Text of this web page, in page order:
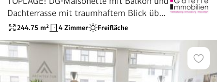
Dachterrasse mit traumhaftem Blick über
die Stadt
244.75 m² 4 Zimmer Freifläche